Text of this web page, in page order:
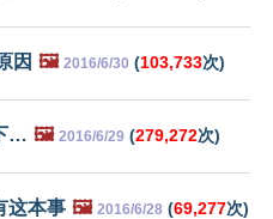
因 🖼️ 2016/6/30 (103,733次)
… 🖼️ 2016/6/29 (279,272次)
这本事 🖼️ 2016/6/28 (69,277次)